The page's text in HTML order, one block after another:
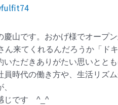
山です。 おかげ様でオープ
来てくれるんだろうか「ドキ
いただきありがたい思いとと
員時代の働き方や、生活リズ
じです ^_^